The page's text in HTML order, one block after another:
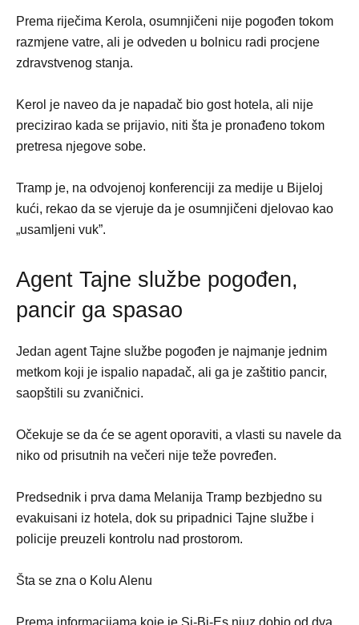
Prema riječima Kerola, osumnjičeni nije pogođen tokom
razmjene vatre, ali je odveden u bolnicu radi procjene
zdravstvenog stanja.
Kerol je naveo da je napadač bio gost hotela, ali nije
precizirao kada se prijavio, niti šta je pronađeno tokom
pretresa njegove sobe.
Tramp je, na odvojenoj konferenciji za medije u Bijeloj
kući, rekao da se vjeruje da je osumnjičeni djelovao kao
„usamljeni vuk”.
Agent Tajne službe pogođen,
pancir ga spasao
Jedan agent Tajne službe pogođen je najmanje jednim
metkom koji je ispalio napadač, ali ga je zaštitio pancir,
saopštili su zvaničnici.
Očekuje se da će se agent oporaviti, a vlasti su navele da
niko od prisutnih na večeri nije teže povređen.
Predsednik i prva dama Melanija Tramp bezbjedno su
evakuisani iz hotela, dok su pripadnici Tajne službe i
policije preuzeli kontrolu nad prostorom.
Šta se zna o Kolu Alenu